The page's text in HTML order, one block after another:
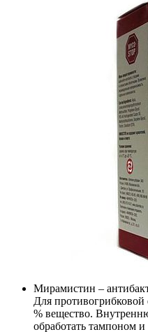
Мирамистин –
Для противогрибковой
% вещество.
обработать тампоном